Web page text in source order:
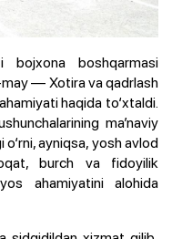
bojxona boshqarmasi
may — Xotira va qadrlash
haqida to‘xtaldi.
ma’naviy
ayniqsa, yosh avlod
burch va fidoyilik
ahamiyatini alohida